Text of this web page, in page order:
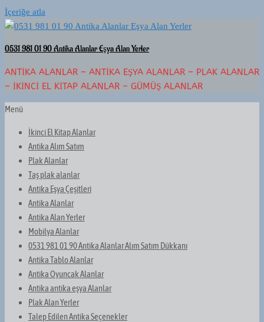
İçeriğe atla
0531 981 01 90 Antika Alanlar Eşya Alan Yerler
ANTIKA ALANLAR – ANTIKA EŞYA ALANLAR – PLAK ALANLAR
– İKINCI EL KITAP ALANLAR – GÜMÜŞ ALANLAR
Menü
İkinci El Kitap Alanlar
Antika Alım Satım
Plak Alanlar
Taş plak alanlar
Antika Eşya Çeşitleri
Antika Alanlar
Antika Alan Yerler
Mobilya Alanlar
0531 981 01 90 Antika Alanlar Alım Satım Dükkanı
Antika Tablo Alanlar
Antika Oyuncak Alanlar
Antika antika eşya Alanlar
Plak Alan Yerler
Talep Edilen Antika Seçenekler